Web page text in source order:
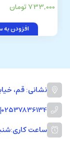
733,000 تومان
افزودن به
نشانی: قم،
02537836134
|
ساعت کاری: